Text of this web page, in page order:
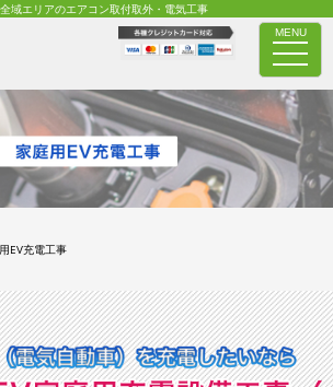
MENU
toggle
域エリアのエアコン取付取外・電気工事
EV充電工事